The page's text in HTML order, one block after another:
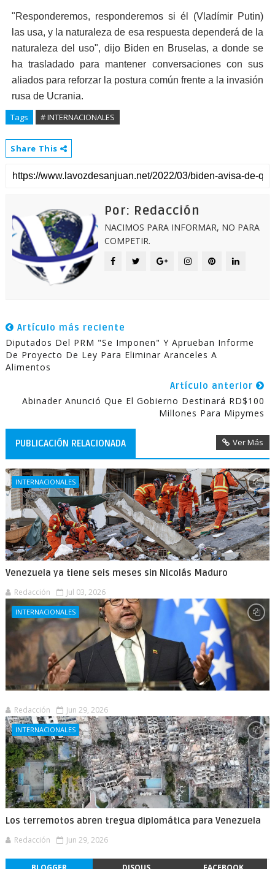
"Responderemos, responderemos si él (Vladímir Putin)
las usa, y la naturaleza de esa respuesta dependerá de la
naturaleza del uso", dijo Biden en Bruselas, a donde se
ha trasladado para mantener conversaciones con sus
aliados para reforzar la postura común frente a la invasión
rusa de Ucrania.
Tags # INTERNACIONALES
Share This
Por: Redacción
NACIMOS PARA INFORMAR, NO PARA
COMPETIR.
Artículo más reciente
Diputados Del PRM "se Imponen" Y Aprueban Informe
De Proyecto De Ley Para Eliminar Aranceles A
Alimentos
Artículo anterior
Abinader Anunció Que El Gobierno Destinará RD$100
Millones Para Mipymes
PUBLICACIÓN RELACIONADA Ver Más
INTERNACIONALES
Venezuela ya tiene seis meses sin Nicolás Maduro
Redacción Jul 03, 2026
INTERNACIONALES
Redacción Jun 29, 2026
INTERNACIONALES
Los terremotos abren tregua diplomática para Venezuela
Redacción Jun 29, 2026